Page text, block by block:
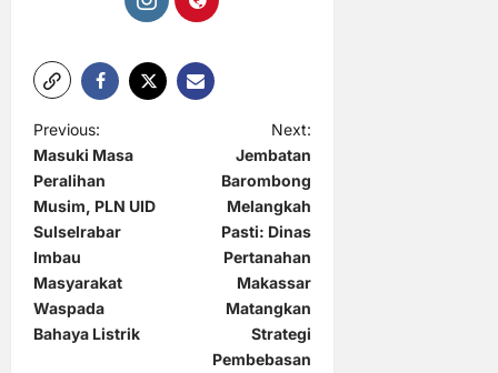
P
o
s
t
n
a
v
Previous:
Masuki Masa
Peralihan
Musim, PLN UID
Sulselrabar
Imbau
Masyarakat
Waspada
Bahaya Listrik
Next:
Jembatan
Barombong
Melangkah
Pasti: Dinas
Pertanahan
Makassar
Matangkan
Strategi
Pembebasan